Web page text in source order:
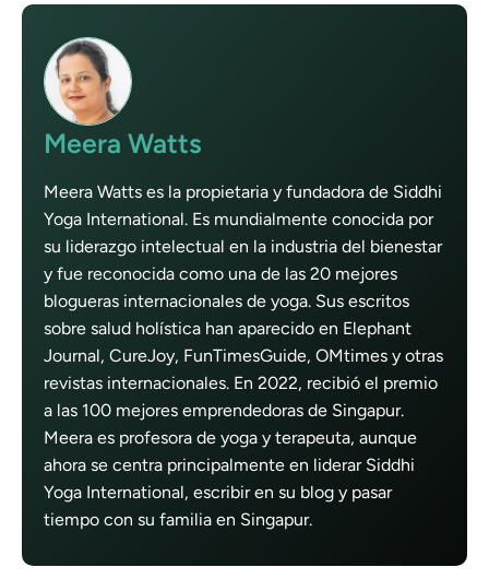
Meera Watts
Meera Watts es la propietaria y fundadora de Siddhi
Yoga International. Es mundialmente conocida por
su liderazgo intelectual en la industria del bienestar
y fue reconocida como una de las 20 mejores
blogueras internacionales de yoga. Sus escritos
sobre salud holística han aparecido en Elephant
Journal, CureJoy, FunTimesGuide, OMtimes y otras
revistas internacionales. En 2022, recibió el premio
a las 100 mejores emprendedoras de Singapur.
Meera es profesora de yoga y terapeuta, aunque
ahora se centra principalmente en liderar Siddhi
Yoga International, escribir en su blog y pasar
tiempo con su familia en Singapur.